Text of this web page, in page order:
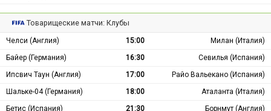
Товарищеские матчи: Клубы
Челси (Англия) 15:00
Милан (Италия)
Байер (Германия)
16:30
Севилья (Испания)
Ипсвич Таун (Англия)
17:00
Райо Вальекано (Испания)
Шальке-04 (Германия)
18:00
Аталанта (Италия)
Бетис (Испания)
21:30 Борнмут (Англия)